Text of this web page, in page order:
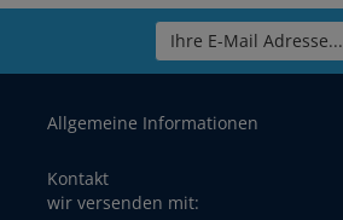
Ihre E-Mail Adresse...
Allgemeine Informationen
Kontakt
wir versenden mit: